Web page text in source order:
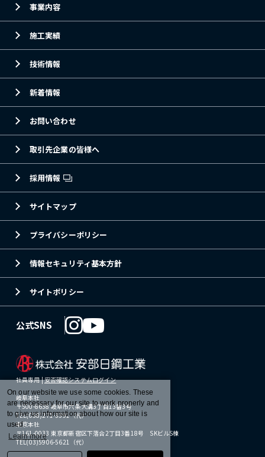
事業内容
施工実績
技術情報
新着情報
お問い合わせ
取引先企業の皆様へ
採用情報
サイトマップ
プライバシーポリシー
情報セキュリティ基本方針
サイトポリシー
公式SNS
社員専用 |安否確認システムログイン
岐阜本社
〒500-8638 岐阜市六条大溝3丁目13番3号
TEL(058)271-3391（代）
東京本社
〒161-0033 東京都新宿区下落合2丁目3番18号 SKビルS棟
TEL(03)5906-5621（代）
On our website we use some cookies. These
are necessary for our site to work properly and
to give us information about how our site is
used.
Learn more